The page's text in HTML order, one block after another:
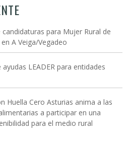
para Mujer Rural de
A Veiga/Vegadeo
LEADER para entidades
Huella Cero Asturias anima a las
a participar en una
para el medio rural